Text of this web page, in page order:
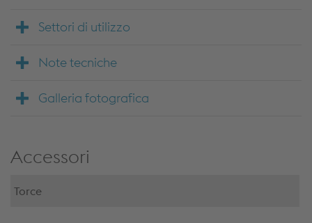
Settori di utilizzo
Note tecniche
Galleria fotografica
Accessori
Torce